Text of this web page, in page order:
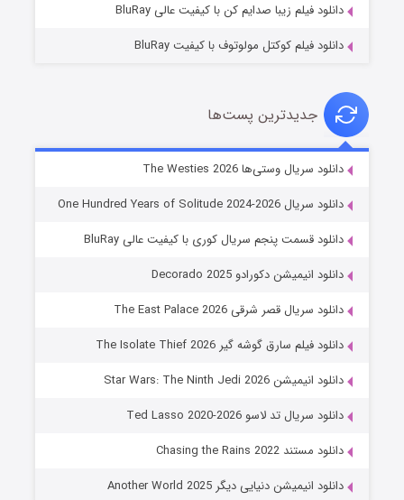
خاندان اژدها فصل ۳
قسمت۱۴ (زیرنویس) منتشر شد
دانلود فیلم زیبا صدایم کن با کیفیت عالی BluRay
دانلود فیلم کوکتل مولوتوف با کیفیت BluRay
جدیدترین پست‌ها
دانلود سریال وستی‌ها The Westies 2026
دانلود سریال One Hundred Years of Solitude 2024-2026
دانلود قسمت پنجم سریال کوری با کیفیت عالی BluRay
دانلود انیمیشن دکورادو Decorado 2025
دانلود سریال قصر شرقی The East Palace 2026
دانلود فیلم سارق گوشه گیر The Isolate Thief 2026
دانلود انیمیشن Star Wars: The Ninth Jedi 2026
دانلود سریال تد لاسو Ted Lasso 2020-2026
دانلود مستند Chasing the Rains 2022
دانلود انیمیشن دنیایی دیگر Another World 2025